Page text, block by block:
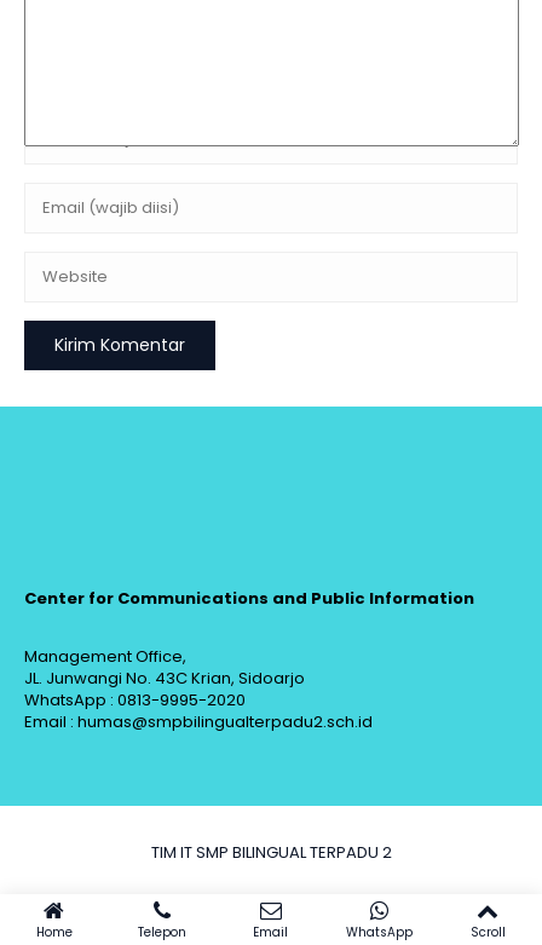
Center for Communications and Public Information
Management Office,
JL. Junwangi No. 43C Krian, Sidoarjo
WhatsApp : 0813-9995-2020
Email : humas@smpbilingualterpadu2.sch.id
TIM IT SMP BILINGUAL TERPADU 2
Home Telepon Email WhatsApp Scroll